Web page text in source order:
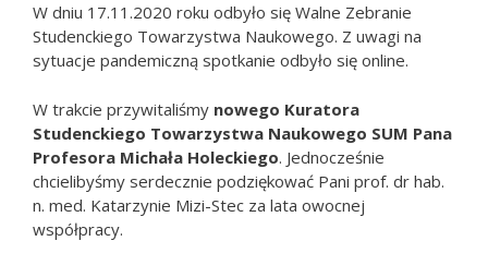
W dniu 17.11.2020 roku odbyło się Walne Zebranie
Studenckiego Towarzystwa Naukowego. Z uwagi na
sytuacje pandemiczną spotkanie odbyło się online.
W trakcie przywitaliśmy nowego Kuratora
Studenckiego Towarzystwa Naukowego SUM Pana
Profesora Michała Holeckiego. Jednocześnie
chcielibyśmy serdecznie podziękować Pani prof. dr hab.
n. med. Katarzynie Mizi-Stec za lata owocnej
współpracy.